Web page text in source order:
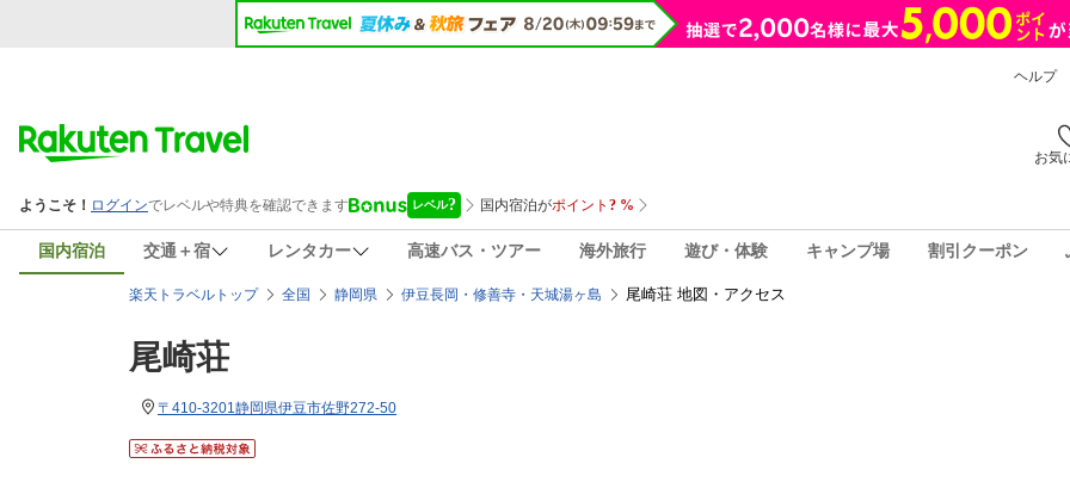
ヘルプ
お気
国内宿泊 交通＋宿 レンタカー 高速バス・ツアー 海外旅行 遊び・体験 キャンプ場 割引クーポン
楽天トラベルトップ 全国 静岡県 伊豆長岡・修善寺・天城湯ヶ島 尾崎荘 地図・アクセス
尾崎荘
〒410-3201静岡県伊豆市佐野272-50